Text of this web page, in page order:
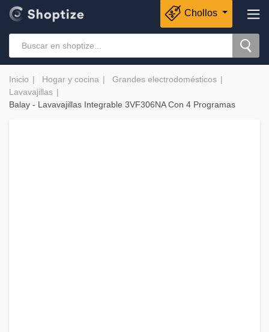
Chollos
Inicio Hogar y cocina
Grandes electrodomésticos
Lavavajillas
Balay - Lavavajillas Integrable 3VF306NA Con 4 Programas